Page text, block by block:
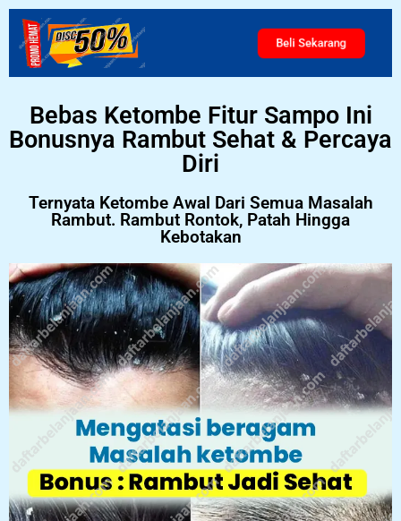
Beli Sekarang
Bebas Ketombe Fitur Sampo Ini
Bonusnya Rambut Sehat & Percaya
Diri
Ternyata Ketombe Awal Dari Semua Masalah
Rambut. Rambut Rontok, Patah Hingga
Kebotakan